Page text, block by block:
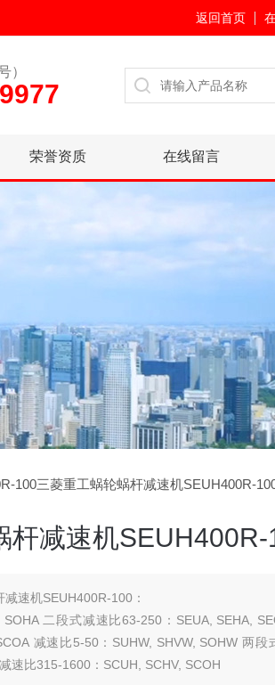
返回首页
）
荣誉资质 在线留言
100三菱重工蜗轮蜗杆减速机SEUH400R-
杆减速机SEUH400R-
速机SEUH400R-100：
二段式减速比63-250：SEUA, SEHA,
减速比5-50：SUHW, SHVW, SOHW 两段
速比315-1600：SCUH, SCHV, SCOH